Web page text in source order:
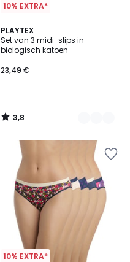
10% EXTRA*
PLAYTEX
Set van 3 midi-slips in
biologisch katoen
23,49 €
3,8
/ 5
2
Kleuren
3,8
/
10% EXTRA*